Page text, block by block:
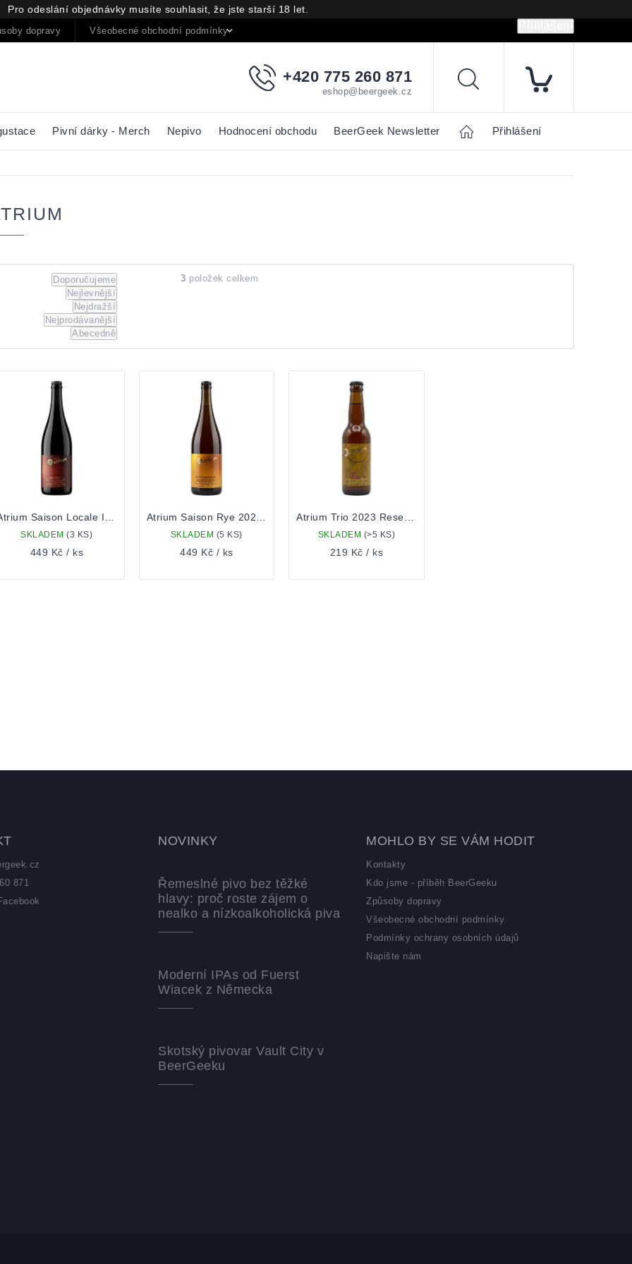
Pro odeslání objednávky musíte souhlasit, že jste starší 18 let.
dopravy Všeobecné obchodní podmínky
+420 775 260 871
eshop@beergeek.cz
Hledat
Pivní dárky - Merch Nepivo Hodnocení obchodu BeerGeek Newsletter Home Přihlášení
produktů
Doporučujeme
Nejlevnější
Nejdražší
Nejprodávanější
Abecedně
3 položek celkem
SKLADEM(3 KS)
449 Kč / ks
SKLADEM (5 KS)
449 Kč / ks
SKLADEM (>5 KS)
219 Kč / ks
871
NOVINKY
Řemeslné pivo bez těžké
hlavy: proč roste zájem o
nealko a nízkoalkoholická piva
Moderní IPAs od Fuerst
Wiacek z Německa
Skotský pivovar Vault City v
BeerGeeku
MOHLO BY SE VÁM HODIT
Kontakty
Kdo jsme - příběh BeerGeeku
Způsoby dopravy
Všeobecné obchodní podmínky
Podmínky ochrany osobních údajů
Napište nám